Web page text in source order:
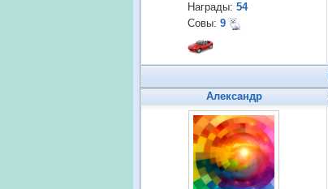
Награды: 54
Совы: 9
Александр